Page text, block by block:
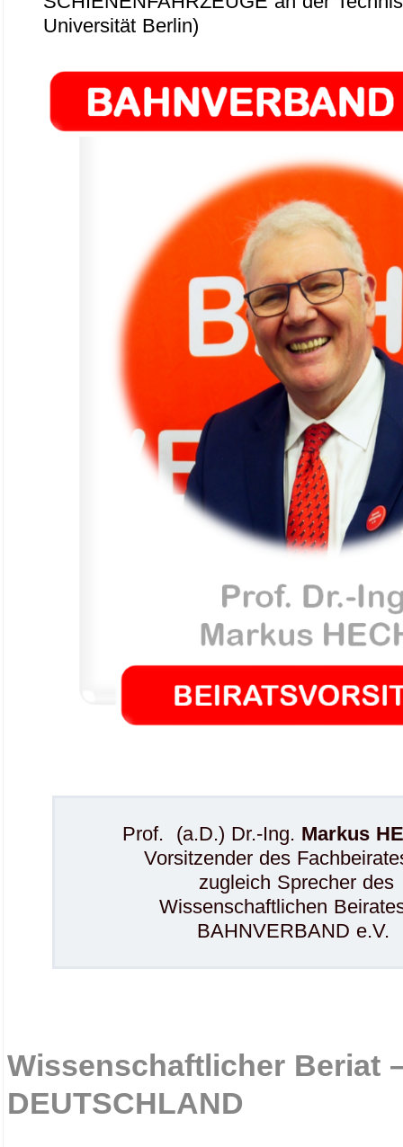
Universität Berlin)
Prof. (a.D.) Dr.-Ing. Markus
Vorsitzender des
zugleich Sprecher des
Wissenschaftlichen
BAHNVERBAND e.V.
Wissenschaftlicher Beriat
DEUTSCHLAND